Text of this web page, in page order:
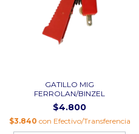
GATILLO MIG
FERROLAN/BINZEL
$4.800
$3.840 con Efectivo/Transferencia